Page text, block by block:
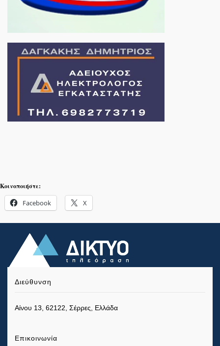
Κοινοποιήστε:
Facebook X
Διεύθυνση
Αίνου 13, 62122, Σέρρες, Ελλάδα
Επικοινωνία